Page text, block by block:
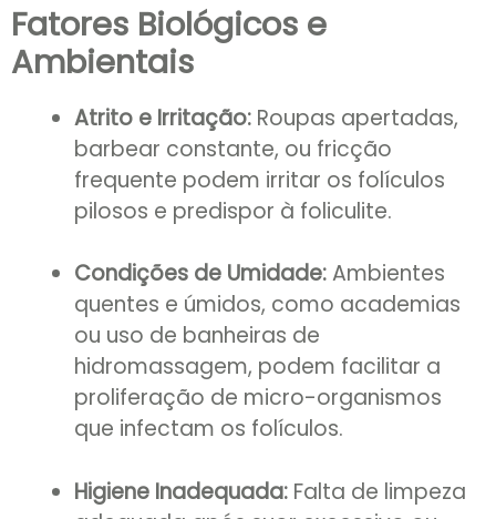
Fatores Biológicos e
Ambientais
Atrito e Irritação: Roupas apertadas,
barbear constante, ou fricção
frequente podem irritar os folículos
pilosos e predispor à foliculite.
Condições de Umidade:Ambientes
quentes e úmidos, como academias
ou uso de banheiras de
hidromassagem, podem facilitar a
proliferação de micro-organismos
que infectam os folículos.
Higiene Inadequada: Falta de limpeza